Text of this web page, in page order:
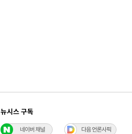
뉴시스 구독
네이버 채널 다음 언론사픽